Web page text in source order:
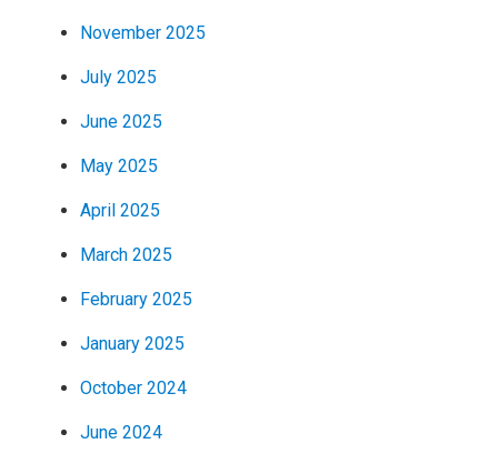
November 2025
July 2025
June 2025
May 2025
April 2025
March 2025
February 2025
January 2025
October 2024
June 2024